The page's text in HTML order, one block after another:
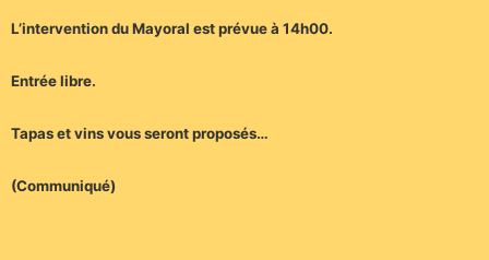
L’intervention du Mayoral est prévue à 14h00.
Entrée libre.
Tapas et vins vous seront proposés…
(Communiqué)